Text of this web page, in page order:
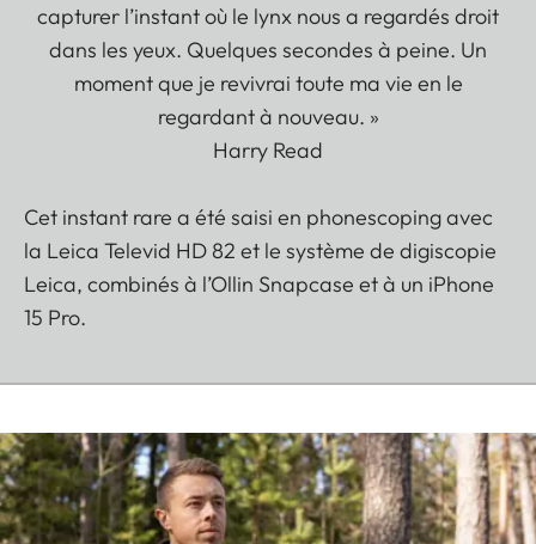
capturer l’instant où le lynx nous a regardés droit
dans les yeux. Quelques secondes à peine. Un
moment que je revivrai toute ma vie en le
regardant à nouveau. »
Harry Read
Cet instant rare a été saisi en phonescoping avec
la Leica Televid HD 82 et le système de digiscopie
Leica, combinés à l’Ollin Snapcase et à un iPhone
15 Pro.